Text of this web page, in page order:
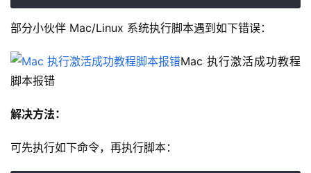
部分小伙伴 Mac/Linux 系统执行脚本遇到如下错误：
Mac 执行激活成功教程
脚本报错
解决方法：
可先执行如下命令，再执行脚本：